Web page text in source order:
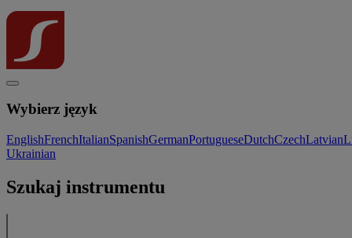
Wybierz język
EnglishFrenchItalianSpanishGermanPortugueseDutchCzechLatvian
Ukrainian
Szukaj instrumentu